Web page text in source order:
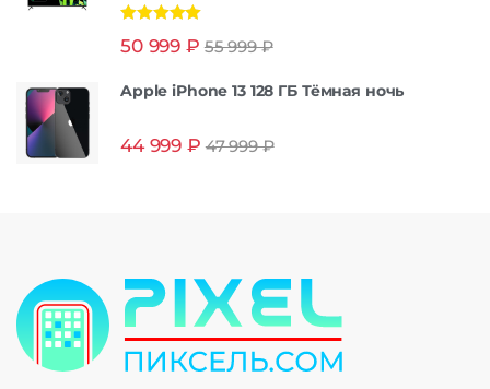
из 5
50 999 ₽ 55 999₽
Apple iPhone 13 128 ГБ Тёмная ночь
44 999 ₽ 47 999₽